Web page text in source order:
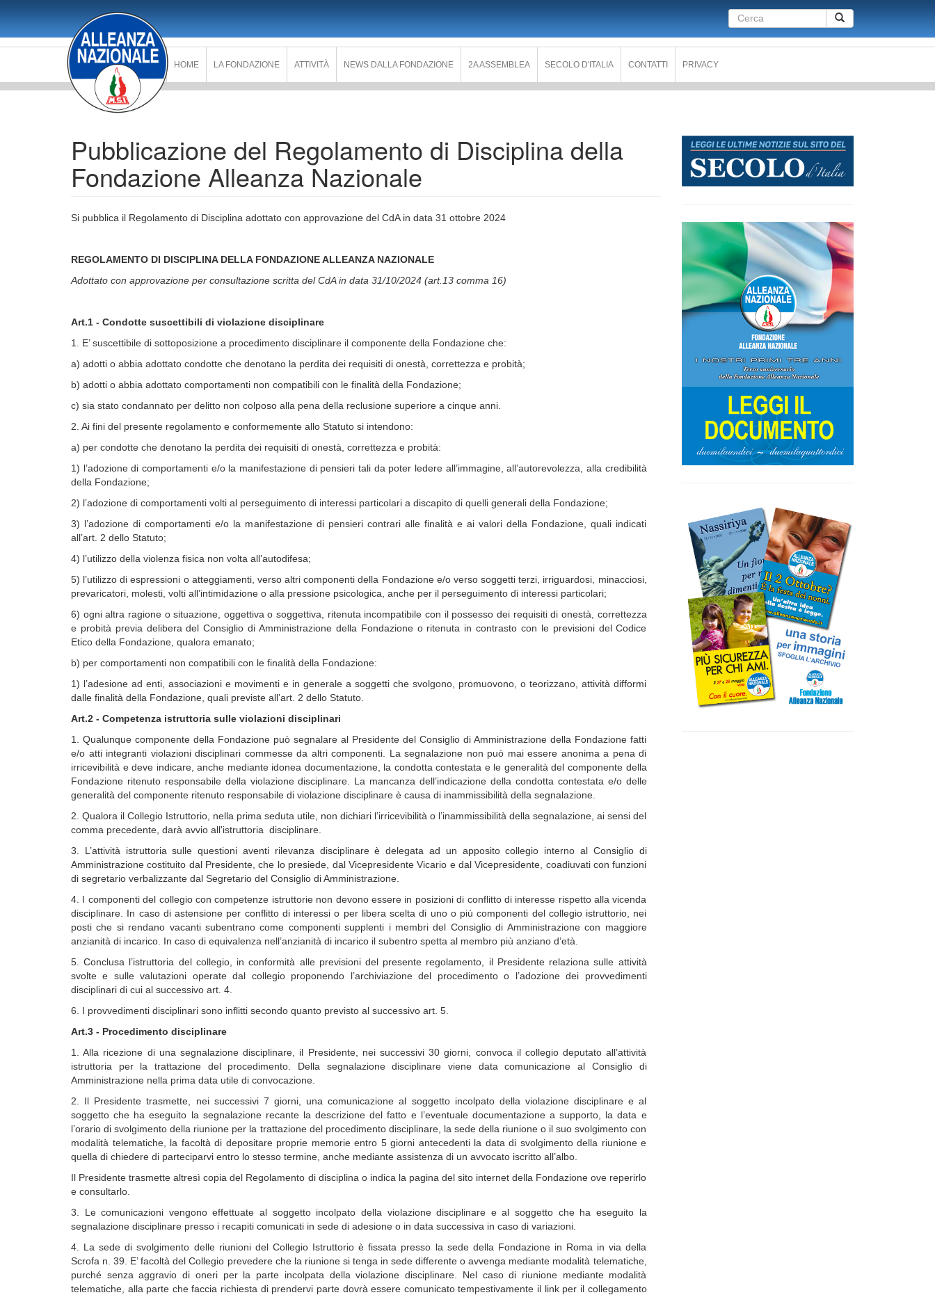
contenuto
principale
HOME LA FONDAZIONE ATTIVITÀ NEWS DALLA FONDAZIONE 2A ASSEMBLEA SECOLO D'ITALIA CONTATTI PRIVACY
Form
di
Pubblicazione del Regolamento di Disciplina della
Fondazione Alleanza Nazionale
Si pubblica il Regolamento di Disciplina adottato con approvazione del CdA in data 31 ottobre 2024
REGOLAMENTO DI DISCIPLINA DELLA FONDAZIONE ALLEANZA NAZIONALE
Adottato con approvazione per consultazione scritta del CdA in data 31/10/2024 (art.13 comma 16)
Art.1 - Condotte suscettibili di violazione disciplinare
1. E’ suscettibile di sottoposizione a procedimento disciplinare il componente della Fondazione che:
a) adotti o abbia adottato condotte che denotano la perdita dei requisiti di onestà, correttezza e probità;
b) adotti o abbia adottato comportamenti non compatibili con le finalità della Fondazione;
c) sia stato condannato per delitto non colposo alla pena della reclusione superiore a cinque anni.
2. Ai fini del presente regolamento e conformemente allo Statuto si intendono:
a) per condotte che denotano la perdita dei requisiti di onestà, correttezza e probità:
1) l’adozione di comportamenti e/o la manifestazione di pensieri tali da poter ledere all’immagine, all’autorevolezza, alla credibilità
della Fondazione;
2) l’adozione di comportamenti volti al perseguimento di interessi particolari a discapito di quelli generali della Fondazione;
3) l’adozione di comportamenti e/o la manifestazione di pensieri contrari alle finalità e ai valori della Fondazione, quali indicati
all’art. 2 dello Statuto;
4) l’utilizzo della violenza fisica non volta all’autodifesa;
5) l’utilizzo di espressioni o atteggiamenti, verso altri componenti della Fondazione e/o verso soggetti terzi, irriguardosi, minacciosi,
prevaricatori, molesti, volti all’intimidazione o alla pressione psicologica, anche per il perseguimento di interessi particolari;
6) ogni altra ragione o situazione, oggettiva o soggettiva, ritenuta incompatibile con il possesso dei requisiti di onestà, correttezza
e probità previa delibera del Consiglio di Amministrazione della Fondazione o ritenuta in contrasto con le previsioni del Codice
Etico della Fondazione, qualora emanato;
b) per comportamenti non compatibili con le finalità della Fondazione:
1) l’adesione ad enti, associazioni e movimenti e in generale a soggetti che svolgono, promuovono, o teorizzano, attività difformi
dalle finalità della Fondazione, quali previste all’art. 2 dello Statuto.
Art.2 - Competenza istruttoria sulle violazioni disciplinari
1. Qualunque componente della Fondazione può segnalare al Presidente del Consiglio di Amministrazione della Fondazione fatti
e/o atti integranti violazioni disciplinari commesse da altri componenti. La segnalazione non può mai essere anonima a pena di
irricevibilità e deve indicare, anche mediante idonea documentazione, la condotta contestata e le generalità del componente della
Fondazione ritenuto responsabile della violazione disciplinare. La mancanza dell’indicazione della condotta contestata e/o delle
generalità del componente ritenuto responsabile di violazione disciplinare è causa di inammissibilità della segnalazione.
2. Qualora il Collegio Istruttorio, nella prima seduta utile, non dichiari l’irricevibilità o l’inammissibilità della segnalazione, ai sensi del
comma precedente, darà avvio all'istruttoria disciplinare.
3. L’attività istruttoria sulle questioni aventi rilevanza disciplinare è delegata ad un apposito collegio interno al Consiglio di
Amministrazione costituito dal Presidente, che lo presiede, dal Vicepresidente Vicario e dal Vicepresidente, coadiuvati con funzioni
di segretario verbalizzante dal Segretario del Consiglio di Amministrazione.
4. I componenti del collegio con competenze istruttorie non devono essere in posizioni di conflitto di interesse rispetto alla vicenda
disciplinare. In caso di astensione per conflitto di interessi o per libera scelta di uno o più componenti del collegio istruttorio, nei
posti che si rendano vacanti subentrano come componenti supplenti i membri del Consiglio di Amministrazione con maggiore
anzianità di incarico. In caso di equivalenza nell’anzianità di incarico il subentro spetta al membro più anziano d’età.
5. Conclusa l’istruttoria del collegio, in conformità alle previsioni del presente regolamento, il Presidente relaziona sulle attività
svolte e sulle valutazioni operate dal collegio proponendo l’archiviazione del procedimento o l’adozione dei provvedimenti
disciplinari di cui al successivo art. 4.
6. I provvedimenti disciplinari sono inflitti secondo quanto previsto al successivo art. 5.
Art.3 - Procedimento disciplinare
1. Alla ricezione di una segnalazione disciplinare, il Presidente, nei successivi 30 giorni, convoca il collegio deputato all’attività
istruttoria per la trattazione del procedimento. Della segnalazione disciplinare viene data comunicazione al Consiglio di
Amministrazione nella prima data utile di convocazione.
2. Il Presidente trasmette, nei successivi 7 giorni, una comunicazione al soggetto incolpato della violazione disciplinare e al
soggetto che ha eseguito la segnalazione recante la descrizione del fatto e l’eventuale documentazione a supporto, la data e
l’orario di svolgimento della riunione per la trattazione del procedimento disciplinare, la sede della riunione o il suo svolgimento con
modalità telematiche, la facoltà di depositare proprie memorie entro 5 giorni antecedenti la data di svolgimento della riunione e
quella di chiedere di parteciparvi entro lo stesso termine, anche mediante assistenza di un avvocato iscritto all’albo.
Il Presidente trasmette altresì copia del Regolamento di disciplina o indica la pagina del sito internet della Fondazione ove reperirlo
e consultarlo.
3. Le comunicazioni vengono effettuate al soggetto incolpato della violazione disciplinare e al soggetto che ha eseguito la
segnalazione disciplinare presso i recapiti comunicati in sede di adesione o in data successiva in caso di variazioni.
4. La sede di svolgimento delle riunioni del Collegio Istruttorio è fissata presso la sede della Fondazione in Roma in via della
Scrofa n. 39. E’ facoltà del Collegio prevedere che la riunione si tenga in sede differente o avvenga mediante modalità telematiche,
purché senza aggravio di oneri per la parte incolpata della violazione disciplinare. Nel caso di riunione mediante modalità
telematiche, alla parte che faccia richiesta di prendervi parte dovrà essere comunicato tempestivamente il link per il collegamento